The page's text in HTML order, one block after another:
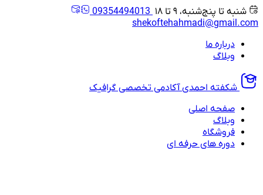
شنبه تا پنج‌شنبه، ۹ تا ۱۸
09354494013
shekoftehahmadi@gmail.com
درباره ما
وبلاگ
شکفته احمدی آکادمی تخصصی گرافیک
صفحه اصلی
وبلاگ
فروشگاه
دوره های حرفه ای